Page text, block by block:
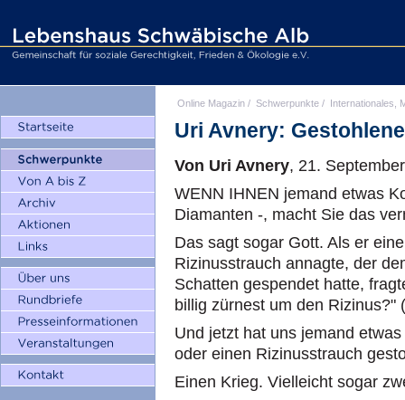
Online Magazin / Schwerpunkte / Internationales,
Uri Avnery:
Von Uri Avnery, 21.
WENN IHNEN jemand etwas
Diamanten -, macht Sie das
Das sagt sogar Gott. Als er
Rizinusstrauch annagte, der
Schatten gespendet hatte,
billig zürnest um den Rizinus?"
Und jetzt hat uns jemand
oder einen Rizinusstrauch
Einen Krieg. Vielleicht sogar